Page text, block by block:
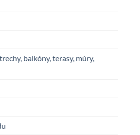
balkóny, terasy, múry,